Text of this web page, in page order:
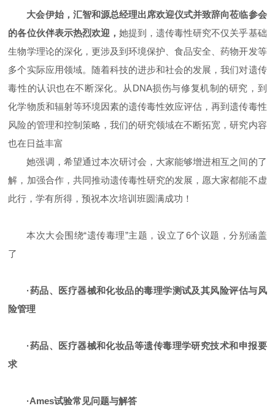
大会伊始，汇智和源总经理出席欢迎仪式并致辞向莅临参会
的各位伙伴表示热烈欢迎， 她提到，遗传毒性研究不仅关乎基础
生物学理论的深化，更涉及到环境保护、食品安全、药物开发等
多个实际应用领域。随着科技的进步和社会的发展，我们对遗传
毒性的认识也在不断深化。从DNA损伤与修复机制的研究，到
化学物质和辐射等环境因素的遗传毒性效应评估，再到遗传毒性
风险的管理和控制策略，我们的研究领域在不断拓宽，研究内容
也在日益丰富
她强调，希望通过本次研讨会，大家能够增进相互之间的了
解，加强合作，共同推动遗传毒性研究的发展，愿大家都能不虚
此行，学有所得，预祝本次培训班圆满成功！
本次大会围绕“遗传毒理”主题，设立了6个议题，分别涵盖
了
·药品、医疗器械和化妆品的毒理学测试及其风险评估与风
险管理
·药品、医疗器械和化妆品等遗传毒理学研究技术和申报要
求
·Ames试验常见问题与解答